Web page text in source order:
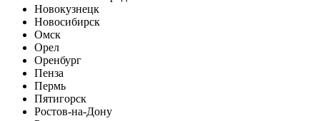
Новокузнецк
Новосибирск
Омск
Орел
Оренбург
Пенза
Пермь
Пятигорск
Ростов-на-Дону